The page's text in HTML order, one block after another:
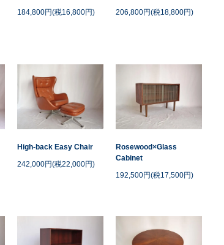
184,800円(税16,800円)
206,800円(税18,800円)
High-back Easy Chair
242,000円(税22,000円)
Rosewood×Glass
Cabinet
192,500円(税17,500円)